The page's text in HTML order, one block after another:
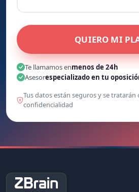
QUIERO MI
Te llamamos enmenos de 24h
Asesorespecializado en tu
Tus datos están seguros y se tratarán
confidencialidad